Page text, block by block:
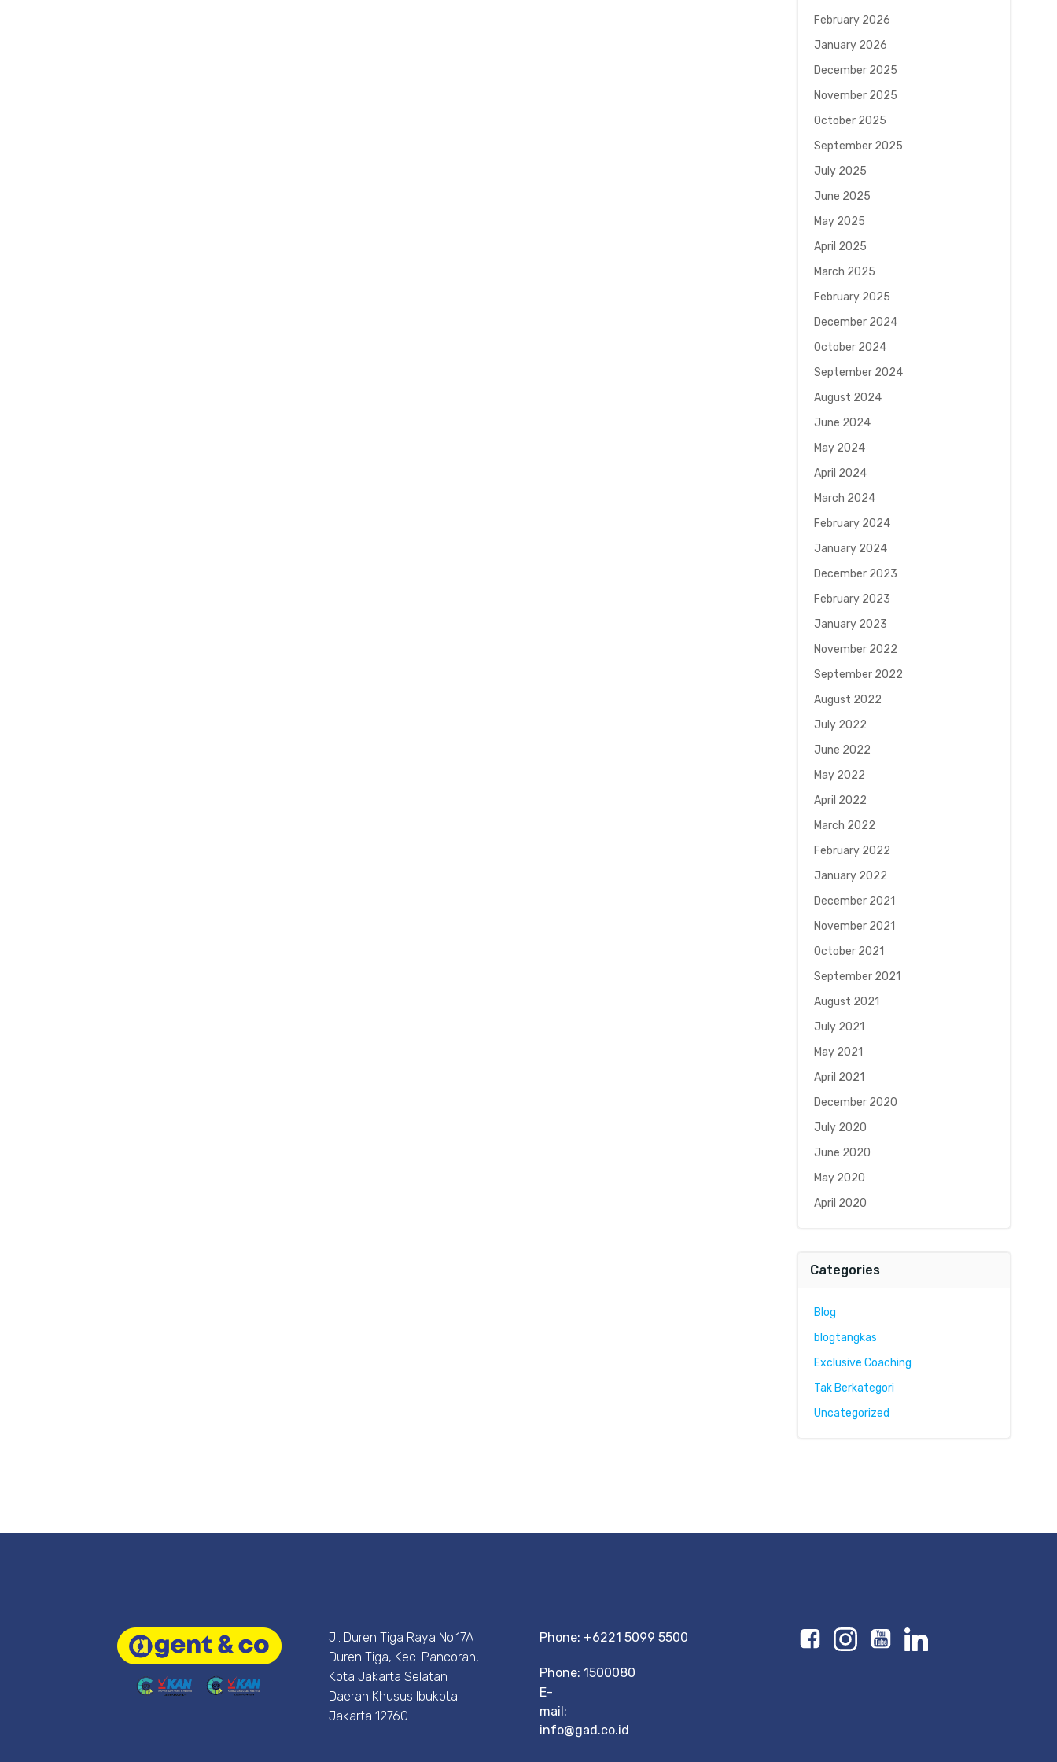
February 2026
January 2026
December 2025
November 2025
October 2025
September 2025
July 2025
June 2025
May 2025
April 2025
March 2025
February 2025
December 2024
October 2024
September 2024
August 2024
June 2024
May 2024
April 2024
March 2024
February 2024
January 2024
December 2023
February 2023
January 2023
November 2022
September 2022
August 2022
July 2022
June 2022
May 2022
April 2022
March 2022
February 2022
January 2022
December 2021
November 2021
October 2021
September 2021
August 2021
July 2021
May 2021
April 2021
December 2020
July 2020
June 2020
May 2020
April 2020
Categories
Blog
blogtangkas
Exclusive Coaching
Tak Berkategori
Uncategorized
Jl. Duren Tiga Raya No.17A
Duren Tiga, Kec. Pancoran,
Kota Jakarta Selatan
Daerah Khusus Ibukota
Jakarta 12760
Phone: +6221 5099 5500
Phone: 1500080
E-
mail:
info@gad.co.id